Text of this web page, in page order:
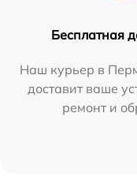
Бесплатная
Наш курьер в
доставит ваше
ремонт и